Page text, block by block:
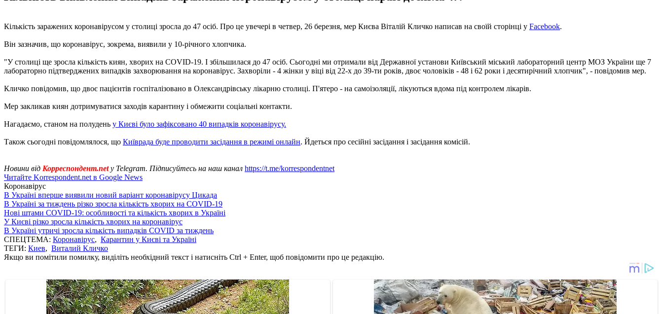
Кількість заражених коронавірусом у столиці зросла до 47 осіб. Про це увечері в четвер, 26 березня, мер Києва Віталій Кличко написав на своїй сторінці у Facebook.
Він зазначив, що коронавірус, зокрема, виявили у 10-річного хлопчика.
"У столиці ще зросла кількість киян, хворих на COVID-19. І збільшилася до 47 осіб. Сьогодні ми отримали від Державної установи Київський міський лабораторний центр МОЗ України ще 7
лабораторно підтверджених випадків захворювання на коронавірус. Захворіли - 4 жінки у віці від 22-х до 39-ти років, двоє чоловіків - 48 і 62 роки і десятирічний хлопчик", - повідомив мер.
Кличко повідомив, що двоє пацієнтів госпіталізовано в Олександрівську лікарню столиці. П'ятеро - на самоізоляції, лікуються вдома під контролем лікарів.
Мер закликав киян дотримуватися заходів карантину і обмежити соціальні контакти.
Нагадаємо, станом на полудень у Києві було зафіксовано 40 випадків коронавірусу.
Також сьогодні повідомлялося, що Київрада буде проводити засідання в режимі онлайн. Йдеться про сесійні засідання і засідання комісій.
Новини від Корреспондент.net у Telegram. Підписуйтесь на наш канал https://t.me/korrespondentnet
Читайте Korrespondent.net в Google News
Коронавірус
В Україні вперше виявили новий варіант коронавірусу Цикада
В Україні за тиждень різко зросла кількість хворих на COVID-19
Нові штами COVID-19: особливості та кількість хворих в Україні
У Києві різко зросла кількість хворих на коронавірус
В Україні утричі зросла кількість випадків COVID за тиждень
СПЕЦТЕМА: Коронавірус, Карантин у Києві та Україні
ТЕГИ: Киев, Виталий Кличко
Якщо ви помітили помилку, виділіть необхідний текст і натисніть Ctrl + Enter, щоб повідомити про це редакцію.